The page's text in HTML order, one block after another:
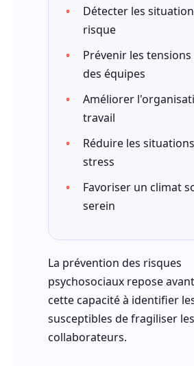
Détecter les
risque
Prévenir les tensions
des équipes
Améliorer
travail
Réduire les
stress
Favoriser un climat
serein
La prévention des risques
psychosociaux repose
cette capacité à identifier
susceptibles de fragiliser les
collaborateurs.